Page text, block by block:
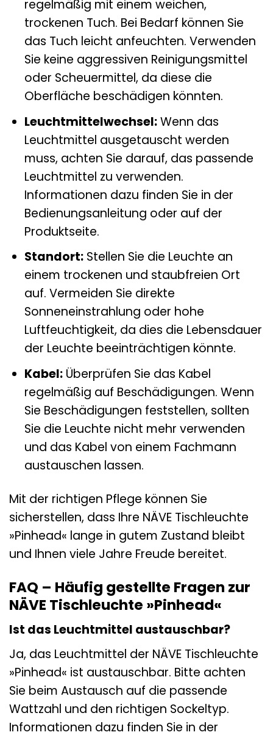
regelmäßig mit einem weichen,
trockenen Tuch. Bei Bedarf können Sie
das Tuch leicht anfeuchten. Verwenden
Sie keine aggressiven Reinigungsmittel
oder Scheuermittel, da diese die
Oberfläche beschädigen könnten.
Leuchtmittelwechsel:Wenn das
Leuchtmittel ausgetauscht werden
muss, achten Sie darauf, das passende
Leuchtmittel zu verwenden.
Informationen dazu finden Sie in der
Bedienungsanleitung oder auf der
Produktseite.
Standort:Stellen Sie die Leuchte an
einem trockenen und staubfreien Ort
auf. Vermeiden Sie direkte
Sonneneinstrahlung oder hohe
Luftfeuchtigkeit, da dies die Lebensdauer
der Leuchte beeinträchtigen könnte.
Kabel:Überprüfen Sie das Kabel
regelmäßig auf Beschädigungen. Wenn
Sie Beschädigungen feststellen, sollten
Sie die Leuchte nicht mehr verwenden
und das Kabel von einem Fachmann
austauschen lassen.
Mit der richtigen Pflege können Sie
sicherstellen, dass Ihre NÄVE Tischleuchte
»Pinhead« lange in gutem Zustand bleibt
und Ihnen viele Jahre Freude bereitet.
FAQ – Häufig gestellte Fragen zur
NÄVE Tischleuchte »Pinhead«
Ist das Leuchtmittel austauschbar?
Ja, das Leuchtmittel der NÄVE Tischleuchte
»Pinhead« ist austauschbar. Bitte achten
Sie beim Austausch auf die passende
Wattzahl und den richtigen Sockeltyp.
Informationen dazu finden Sie in der